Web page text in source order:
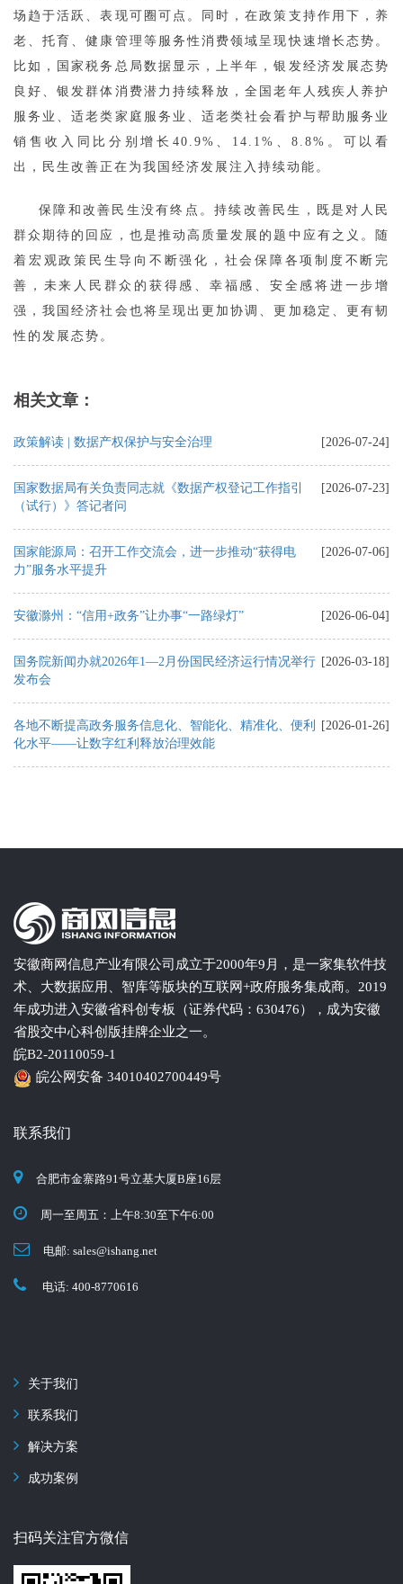
场趋于活跃、表现可圈可点。同时，在政策支持作用下，养
老、托育、健康管理等服务性消费领域呈现快速增长态势。
比如，国家税务总局数据显示，上半年，银发经济发展态势
良好、银发群体消费潜力持续释放，全国老年人残疾人养护
服务业、适老类家庭服务业、适老类社会看护与帮助服务业
销售收入同比分别增长40.9%、14.1%、8.8%。可以看
出，民生改善正在为我国经济发展注入持续动能。
保障和改善民生没有终点。持续改善民生，既是对人民
群众期待的回应，也是推动高质量发展的题中应有之义。随
着宏观政策民生导向不断强化，社会保障各项制度不断完
善，未来人民群众的获得感、幸福感、安全感将进一步增
强，我国经济社会也将呈现出更加协调、更加稳定、更有韧
性的发展态势。
相关文章：
[2026-07-24]
政策解读 | 数据产权保护与安全治理
[2026-07-23]
国家数据局有关负责同志就《数据产权登记工作指引
（试行）》答记者问
[2026-07-06]
国家能源局：召开工作交流会，进一步推动“获得电
力”服务水平提升
[2026-06-04]
安徽滁州：“信用+政务”让办事“一路绿灯”
[2026-03-18]
国务院新闻办就2026年1—2月份国民经济运行情况举行
发布会
[2026-01-26]
各地不断提高政务服务信息化、智能化、精准化、便利
化水平——让数字红利释放治理效能
安徽商网信息产业有限公司成立于2000年9月，是一家集软件技
术、大数据应用、智库等版块的互联网+政府服务集成商。2019
年成功进入安徽省科创专板（证券代码：630476），成为安徽
省股交中心科创版挂牌企业之一。
皖B2-20110059-1
皖公网安备 34010402700449号
联系我们
合肥市金寨路91号立基大厦B座16层
周一至周五：上午8:30至下午6:00
电邮: sales ishang.net
电话: 400-8770616
关于我们
联系我们
解决方案
成功案例
扫码关注官方微信